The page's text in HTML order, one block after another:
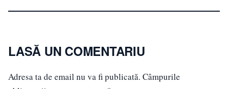
LASĂ UN COMENTARIU
Adresa ta de email nu va fi publicată. Câmpurile